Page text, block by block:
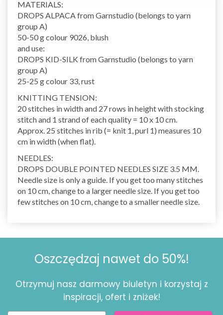
MATERIALS:
DROPS ALPACA from Garnstudio (belongs to yarn
group A)
50-50 g colour 9026, blush
and use:
DROPS KID-SILK from Garnstudio (belongs to yarn
group A)
25-25 g colour 33, rust
KNITTING TENSION:
20 stitches in width and 27 rows in height with stocking
stitch and 1 strand of each quality = 10 x 10 cm.
Approx. 25 stitches in rib (= knit 1, purl 1) measures 10
cm in width (when flat).
NEEDLES:
DROPS DOUBLE POINTED NEEDLES SIZE 3.5 MM.
Needle size is only a guide. If you get too many stitches
on 10 cm, change to a larger needle size. If you get too
few stitches on 10 cm, change to a smaller needle size.
Oszczędzaj nawet do 50%!
Otrzymuj nasz darmowy biuletyn i korzystaj z
inspiracji, ofert i zniżek!